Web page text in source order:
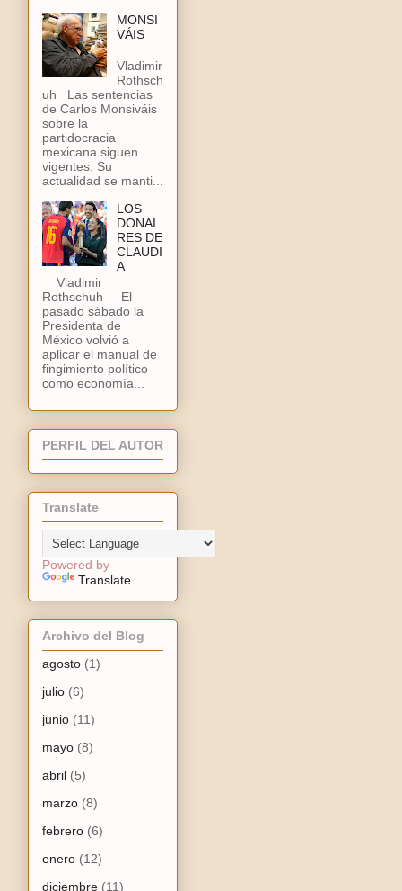
MONSI
VÁIS
Vladimir
Rothsch
uh Las sentencias
de Carlos Monsiváis
sobre la
partidocracia
mexicana siguen
vigentes. Su
actualidad se manti...
LOS
DONAI
RES DE
CLAUDI
A
Vladimir
Rothschuh El
pasado sábado la
Presidenta de
México volvió a
aplicar el manual de
fingimiento político
como economía...
PERFIL DEL AUTOR
Translate
Powered by
Translate
Archivo del Blog
agosto (1)
julio (6)
junio (11)
mayo (8)
abril (5)
marzo (8)
febrero (6)
enero (12)
diciembre (11)